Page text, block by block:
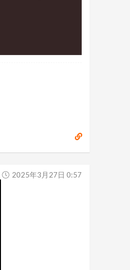
2025年3月27日 0:57